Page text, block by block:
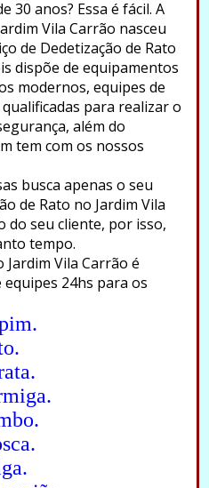
30 anos? Essa é fácil. A
Vila Carrão nasceu
de Dedetização de Rato
dispõe de equipamentos
modernos, equipes de
para realizar o
além do
tem com os nossos
busca apenas o seu
de Rato no Jardim Vila
do seu cliente, por isso,
tempo.
Jardim Vila Carrão é
equipes 24hs para os